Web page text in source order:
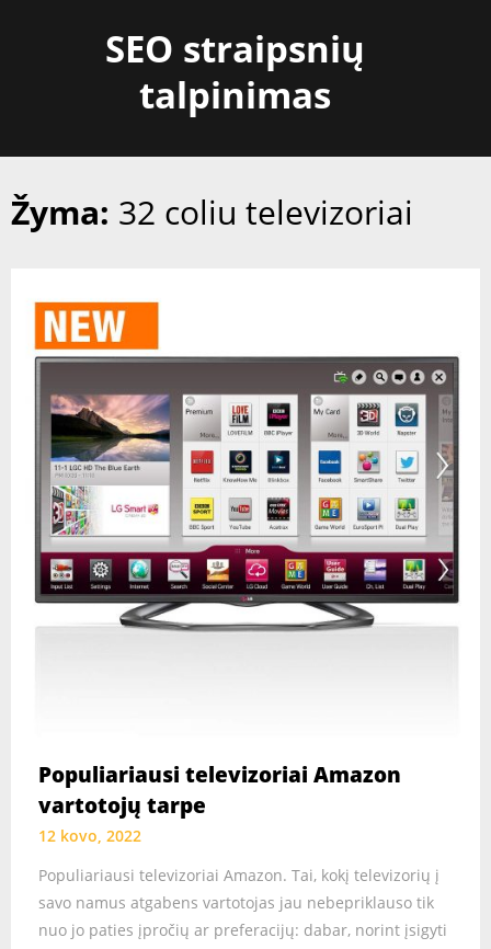
SEO straipsnių
talpinimas
Žyma: 32 coliu televizoriai
Populiariausi televizoriai Amazon
vartotojų tarpe
12 kovo, 2022
Populiariausi televizoriai Amazon. Tai, kokį televizorių į
savo namus atgabens vartotojas jau nebepriklauso tik
nuo jo paties įpročių ar preferacijų: dabar, norint įsigyti